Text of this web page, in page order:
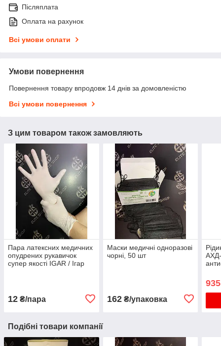
Післяплата
Оплата на рахунок
Всі умови оплати
Умови повернення
Повернення товару впродовж 14 днів за домовленістю
Всі умови повернення
З цим товаром також замовляють
Пара латексних медичних
опудрених рукавичок
супер якості IGAR / Ігар
12 ₴/пара
Маски медичні одноразові
чорні, 50 шт
162₴/упаковка
935
Подібні товари компанії